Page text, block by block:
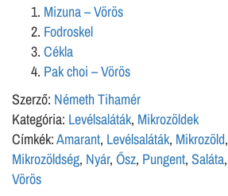
Mizuna – Vörös
Fodroskel
Cékla
Pak choi – Vörös
Szerző: Németh Tihamér
Kategória: Levélsaláták, Mikrozöldek
Címkék:Amarant, Levélsaláták, Mikrozöld,
Mikrozöldség, Nyár, Ősz, Pungent, Saláta,
Vörös